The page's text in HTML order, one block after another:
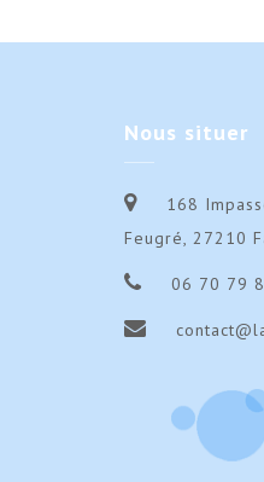
Nous situer
168
Feugré, 27210
06 70 79